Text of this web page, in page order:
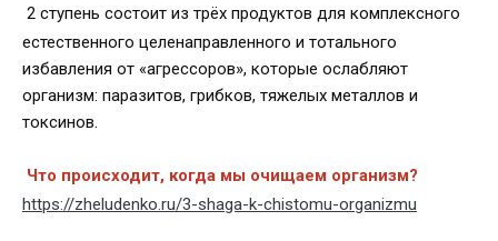
2 ступень состоит из трёх продуктов для комплексного
естественного целенаправленного и тотального
избавления от «агрессоров», которые ослабляют
организм: паразитов, грибков, тяжелых металлов и
токсинов.
Что происходит, когда мы очищаем организм?
https://zheludenko.ru/3-shaga-k-chistomu-organizmu